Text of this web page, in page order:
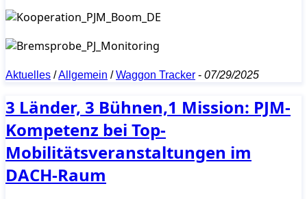
Aktuelles /Allgemein /Waggon Tracker - 07/29/2025
3 Länder, 3 Bühnen,1 Mission: PJM-
Kompetenz bei Top-
Mobilitätsveranstaltungen im
DACH-Raum